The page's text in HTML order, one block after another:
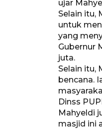
ujar
Selain itu,
untuk
yang
Gubernur
juta.
Selain itu,
bencana.
Dinss
Mahyeldi
masjid ini